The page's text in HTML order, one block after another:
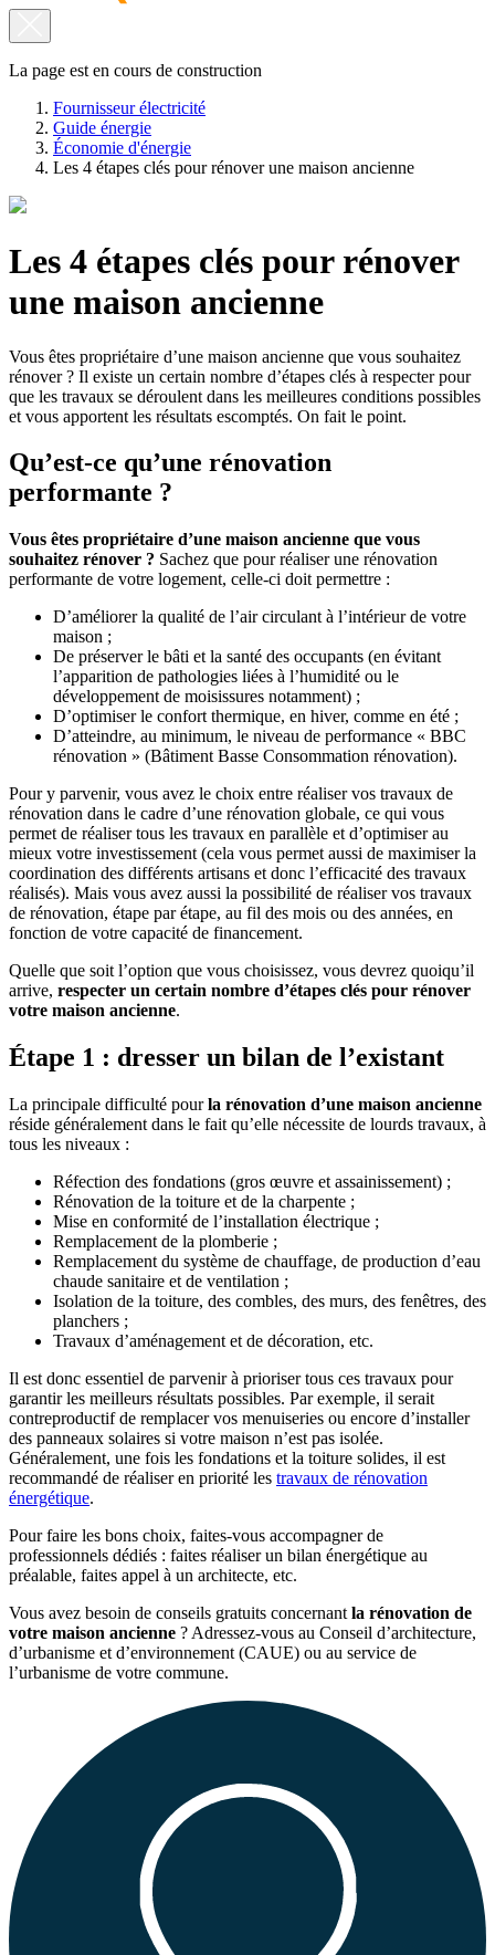
La page est en cours de construction
Fournisseur électricité
Guide énergie
Économie d'énergie
Les 4 étapes clés pour rénover une maison ancienne
Les 4 étapes clés pour rénover
une maison ancienne
Vous êtes propriétaire d’une maison ancienne que vous souhaitez
rénover ? Il existe un certain nombre d’étapes clés à respecter pour
que les travaux se déroulent dans les meilleures conditions possibles
et vous apportent les résultats escomptés. On fait le point.
Qu’est-ce qu’une rénovation
performante ?
Vous êtes propriétaire d’une maison ancienne que vous
souhaitez rénover ? Sachez que pour réaliser une rénovation
performante de votre logement, celle-ci doit permettre :
D’améliorer la qualité de l’air circulant à l’intérieur de votre
maison ;
De préserver le bâti et la santé des occupants (en évitant
l’apparition de pathologies liées à l’humidité ou le
développement de moisissures notamment) ;
D’optimiser le confort thermique, en hiver, comme en été ;
D’atteindre, au minimum, le niveau de performance « BBC
rénovation » (Bâtiment Basse Consommation rénovation).
Pour y parvenir, vous avez le choix entre réaliser vos travaux de
rénovation dans le cadre d’une rénovation globale, ce qui vous
permet de réaliser tous les travaux en parallèle et d’optimiser au
mieux votre investissement (cela vous permet aussi de maximiser la
coordination des différents artisans et donc l’efficacité des travaux
réalisés). Mais vous avez aussi la possibilité de réaliser vos travaux
de rénovation, étape par étape, au fil des mois ou des années, en
fonction de votre capacité de financement.
Quelle que soit l’option que vous choisissez, vous devrez quoiqu’il
arrive, respecter un certain nombre d’étapes clés pour rénover
votre maison ancienne.
Étape 1 : dresser un bilan de l’existant
La principale difficulté pourla rénovation d’une maison ancienne
réside généralement dans le fait qu’elle nécessite de lourds travaux, à
tous les niveaux :
Réfection des fondations (gros œuvre et assainissement) ;
Rénovation de la toiture et de la charpente ;
Mise en conformité de l’installation électrique ;
Remplacement de la plomberie ;
Remplacement du système de chauffage, de production d’eau
chaude sanitaire et de ventilation ;
Isolation de la toiture, des combles, des murs, des fenêtres, des
planchers ;
Travaux d’aménagement et de décoration, etc.
Il est donc essentiel de parvenir à prioriser tous ces travaux pour
garantir les meilleurs résultats possibles. Par exemple, il serait
contreproductif de remplacer vos menuiseries ou encore d’installer
des panneaux solaires si votre maison n’est pas isolée.
Généralement, une fois les fondations et la toiture solides, il est
recommandé de réaliser en priorité les travaux de rénovation
énergétique.
Pour faire les bons choix, faites-vous accompagner de
professionnels dédiés : faites réaliser un bilan énergétique au
préalable, faites appel à un architecte, etc.
Vous avez besoin de conseils gratuits concernant la rénovation de
votre maison ancienne ? Adressez-vous au Conseil d’architecture,
d’urbanisme et d’environnement (CAUE) ou au service de
l’urbanisme de votre commune.